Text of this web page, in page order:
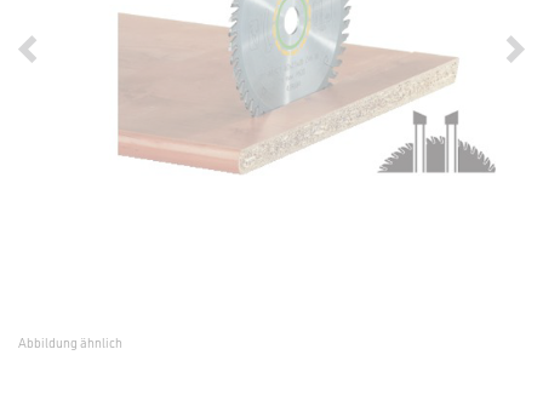
Abbildung ähnlich